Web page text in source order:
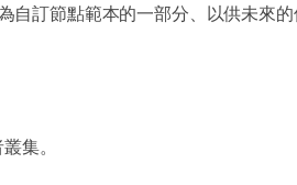
自訂節點範本的一部分、以供未來的
集。